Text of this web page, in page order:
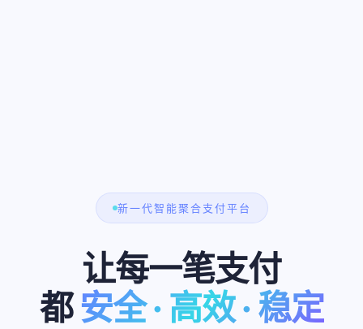
新一代智能聚合支付平台
让每一笔支付
都安全 · 高效 · 稳定